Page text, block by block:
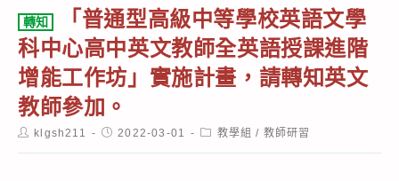
轉知
「普通型高級中等學校英語文學
科中心高中英文教師全英語授課進階
增能工作坊」實施計畫，請轉知英文
教師參加。
Postklgsh211
Post2022-03-01
Post教學組 / 教師研習